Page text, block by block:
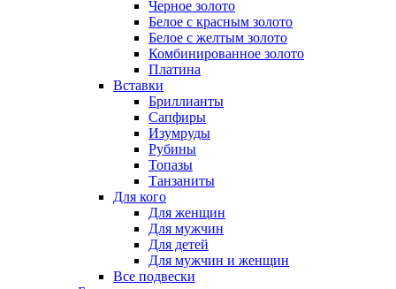
Черное золото
Белое с красным золото
Белое с желтым золото
Комбинированное золото
Платина
Вставки
Бриллианты
Сапфиры
Изумруды
Рубины
Топазы
Танзаниты
Для кого
Для женщин
Для мужчин
Для детей
Для мужчин и женщин
Все подвески